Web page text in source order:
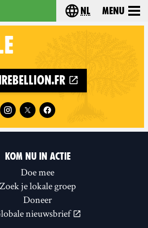
- Home Choose your
nl Menu
KOM NU IN ACTIE
Doe mee
Zoek je lokale groep
Doneer
nieuwsbrief